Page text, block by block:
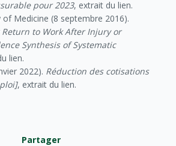
pour 2023, extrait du lien.
Medicine (8 septembre 2016).
Return to Work After Injury or
Synthesis of Systematic
lien.
2022). Réduction des cotisations
, extrait du lien.
Partager